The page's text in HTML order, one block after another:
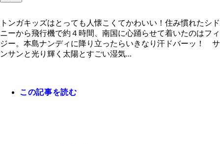
トンガキッズはとっても人懐こくてかわいい！住み慣れたシド
ニーから飛行機で約４時間、南国に心踊らせて着いたのはフィ
ジー。本島ナンディに降り立ったらいきなり汗ドバーッ！ サ
ンサンと光り輝く太陽とすごい湿気...
この記事を読む